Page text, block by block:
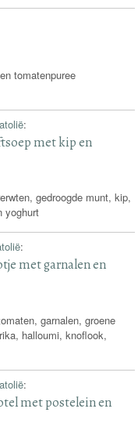
tomatenpuree
:
met kip en
gedroogde munt, kip,
yoghurt
:
met garnalen en
garnalen, groene
halloumi, knoflook,
:
met postelein en